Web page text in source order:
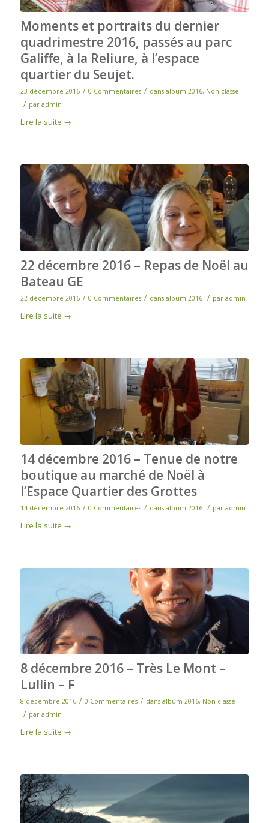
Moments et portraits du dernier
quadrimestre 2016, passés au parc
Galiffe, à la Reliure, à l’espace
quartier du Seujet.
23 décembre 2016 / 0 Commentaires / dans album 2016, Non classé
/ par admin
Lire la suite →
22 décembre 2016 – Repas de Noël au
Bateau GE
22 décembre 2016 / 0 Commentaires / dans album 2016 / par admin
Lire la suite →
14 décembre 2016 – Tenue de notre
boutique au marché de Noël à
l’Espace Quartier des Grottes
14 décembre 2016 / 0 Commentaires / dans album 2016 / par admin
Lire la suite →
8 décembre 2016 – Très Le Mont –
Lullin – F
8 décembre 2016 / 0 Commentaires / dans album 2016, Non classé
/ par admin
Lire la suite →